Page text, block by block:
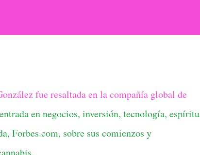
fue resaltada en la compañía global de
en negocios, inversión, tecnología, espíritu
Forbes.com, sobre sus comienzos y